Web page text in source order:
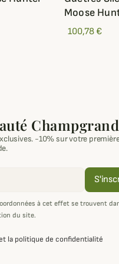
Moose
100,78 €
Champgrand
-10% sur votre
à cet effet se trouvent
du site.
la politique de confidentialité